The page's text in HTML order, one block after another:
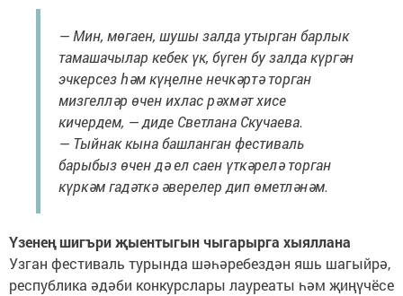
— Мин, мөгаен, шушы залда утырган барлык
тамашачылар кебек үк, бүген бу залда күргән
эчкерсез һәм күңелне нечкәртә торган
мизгелләр өчен ихлас рәхмәт хисе
кичердем, — диде Светлана Скучаева.
— Тыйнак кына башланган фестиваль
барыбыз өчен дә ел саен үткәрелә торган
күркәм гадәткә әверелер дип өметләнәм.
Үзенең шигъри җыентыгын чыгарырга хыяллана
Узган фестиваль турында шәһәребездән яшь шагыйрә,
республика әдәби конкурслары лауреаты һәм җиңүчёсе